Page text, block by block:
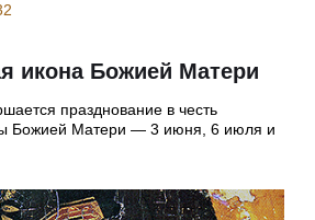
икона Божией Матери
празднование в честь
Божией Матери — 3 июня, 6 июля и